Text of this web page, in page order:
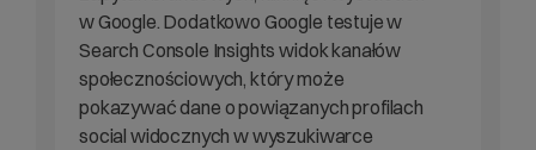
w Google. Dodatkowo Google testuje w
Search Console Insights widok kanałów
społecznościowych, który może
pokazywać dane o powiązanych profilach
social widocznych w wyszukiwarce